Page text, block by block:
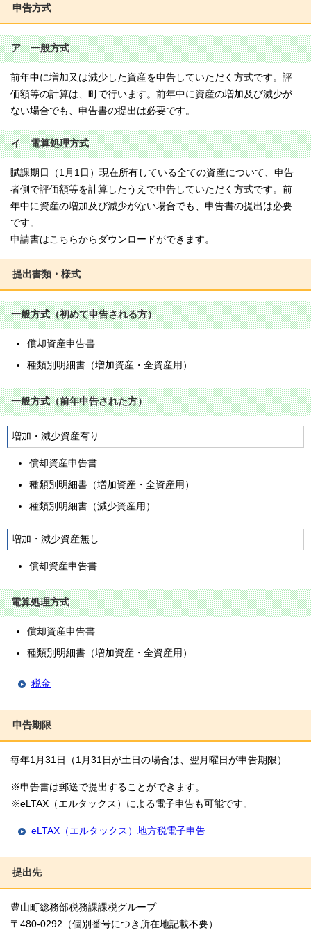
申告方式
ア 一般方式
前年中に増加又は減少した資産を申告していただく方式です。評
価額等の計算は、町で行います。前年中に資産の増加及び減少が
ない場合でも、申告書の提出は必要です。
イ 電算処理方式
賦課期日（1月1日）現在所有している全ての資産について、申告
者側で評価額等を計算したうえで申告していただく方式です。前
年中に資産の増加及び減少がない場合でも、申告書の提出は必要
です。
申請書はこちらからダウンロードができます。
提出書類・様式
一般方式（初めて申告される方）
償却資産申告書
種類別明細書（増加資産・全資産用）
一般方式（前年申告された方）
増加・減少資産有り
償却資産申告書
種類別明細書（増加資産・全資産用）
種類別明細書（減少資産用）
増加・減少資産無し
償却資産申告書
電算処理方式
償却資産申告書
種類別明細書（増加資産・全資産用）
税金
申告期限
毎年1月31日（1月31日が土日の場合は、翌月曜日が申告期限）
※申告書は郵送で提出することができます。
※eLTAX（エルタックス）による電子申告も可能です。
eLTAX（エルタックス）地方税電子申告
提出先
豊山町総務部税務課課税グループ
〒480-0292（個別番号につき所在地記載不要）